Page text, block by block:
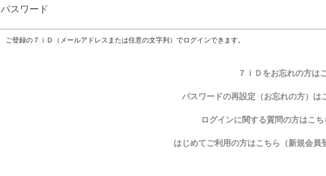
パスワード
ご登録の７ｉＤ（メールアドレスまたは任意の文字列）でログインできます。
７ｉＤをお忘れの方は
パスワードの再設定（お忘れの方）は
ログインに関する質問の方はこち
はじめてご利用の方はこちら（新規会員